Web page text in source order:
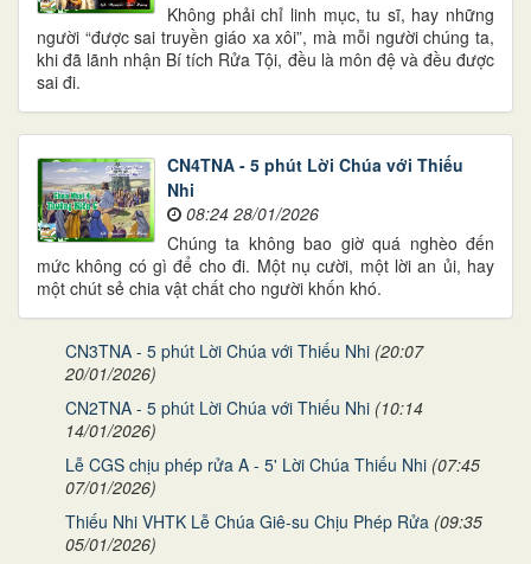
Không phải chỉ linh mục, tu sĩ, hay những
người “được sai truyền giáo xa xôi”, mà mỗi người chúng ta,
khi đã lãnh nhận Bí tích Rửa Tội, đều là môn đệ và đều được
sai đi.
CN4TNA - 5 phút Lời Chúa với Thiếu
Nhi
08:24 28/01/2026
Chúng ta không bao giờ quá nghèo đến
mức không có gì để cho đi. Một nụ cười, một lời an ủi, hay
một chút sẻ chia vật chất cho người khốn khó.
CN3TNA - 5 phút Lời Chúa với Thiếu Nhi (20:07
20/01/2026)
CN2TNA - 5 phút Lời Chúa với Thiếu Nhi (10:14
14/01/2026)
Lễ CGS chịu phép rửa A - 5' Lời Chúa Thiếu Nhi (07:45
07/01/2026)
Thiếu Nhi VHTK Lễ Chúa Giê-su Chịu Phép Rửa (09:35
05/01/2026)